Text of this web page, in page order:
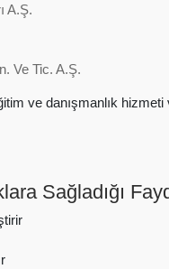
A.Ş.
Ve Tic. A.Ş.
ve danışmanlık
Sağladığı